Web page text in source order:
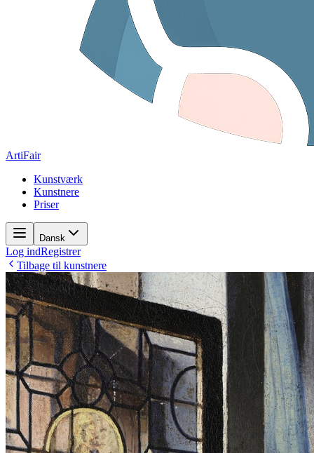
ArtiFair
Kunstværk
Kunstnere
Priser
Dansk
Log indRegistrer
Tilbage til kunstnere